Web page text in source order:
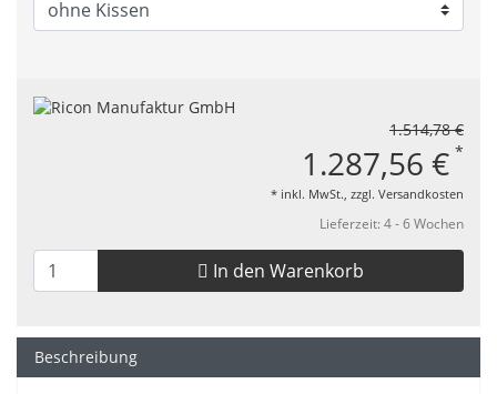
1.514,78 €
1.287,56 € *
* inkl. MwSt., zzgl. Versandkosten
Lieferzeit: 4 - 6 Wochen
In den Warenkorb
Beschreibung